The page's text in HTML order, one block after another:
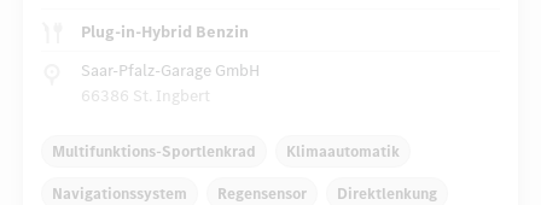
Plug-in-Hybrid Benzin
Saar-Pfalz-Garage GmbH
66386 St. Ingbert
Multifunktions-Sportlenkrad Klimaautomatik
Navigationssystem Regensensor Direktlenkung